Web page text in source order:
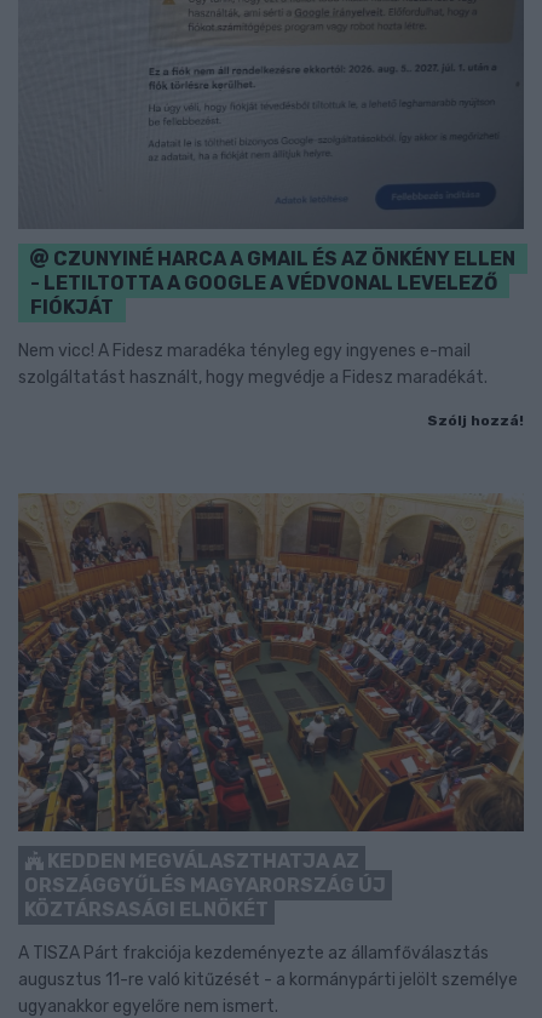
CZUNYINÉ HARCA A GMAIL ÉS AZ ÖNKÉNY ELLEN
- LETILTOTTA A GOOGLE A VÉDVONAL LEVELEZŐ
FIÓKJÁT
Nem vicc! A Fidesz maradéka tényleg egy ingyenes e-mail
szolgáltatást használt, hogy megvédje a Fidesz maradékát.
Szólj hozzá!
KEDDEN MEGVÁLASZTHATJA AZ
ORSZÁGGYŰLÉS MAGYARORSZÁG ÚJ
KÖZTÁRSASÁGI ELNÖKÉT
A TISZA Párt frakciója kezdeményezte az államfőválasztás
augusztus 11-re való kitűzését - a kormánypárti jelölt személye
ugyanakkor egyelőre nem ismert.